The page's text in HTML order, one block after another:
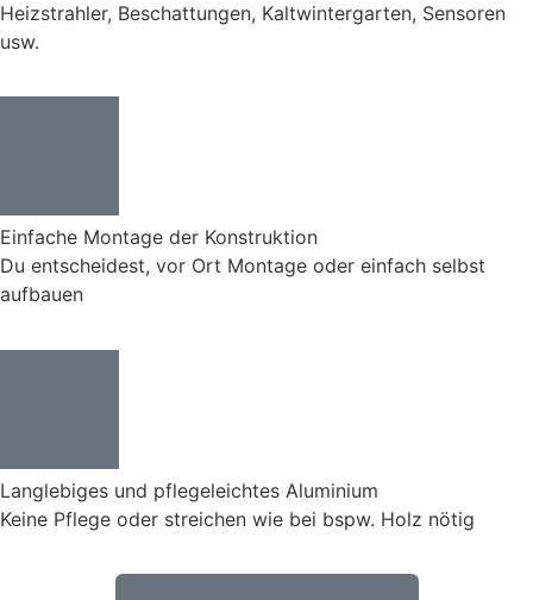
Heizstrahler, Beschattungen, Kaltwintergarten, Sensoren
usw.
Einfache Montage der Konstruktion
Du entscheidest, vor Ort Montage oder einfach selbst
aufbauen
Langlebiges und pflegeleichtes Aluminium
Keine Pflege oder streichen wie bei bspw. Holz nötig